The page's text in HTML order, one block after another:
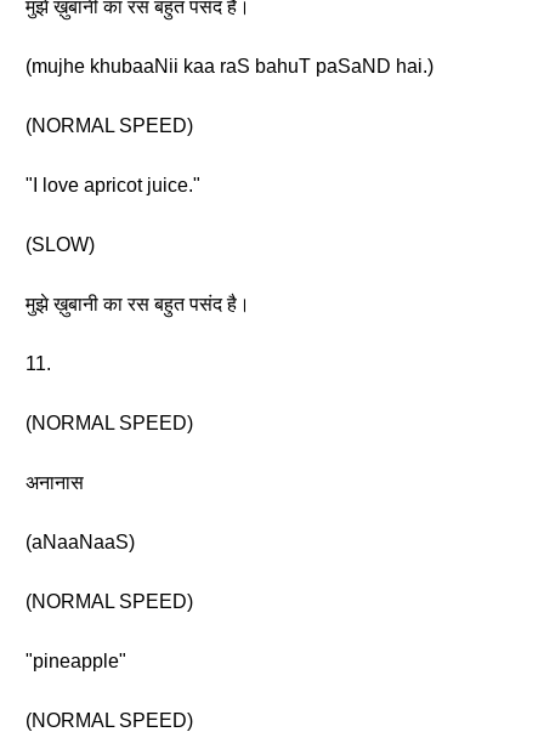
मुझे ख़ुबानी का रस बहुत पसंद है।
(mujhe khubaaNii kaa raS bahuT paSaND hai.)
(NORMAL SPEED)
"I love apricot juice."
(SLOW)
मुझे ख़ुबानी का रस बहुत पसंद है।
11.
(NORMAL SPEED)
अनानास
(aNaaNaaS)
(NORMAL SPEED)
"pineapple"
(NORMAL SPEED)